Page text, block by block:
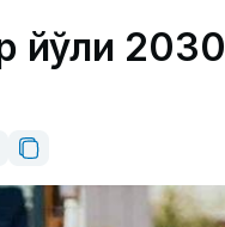
йўли 2030